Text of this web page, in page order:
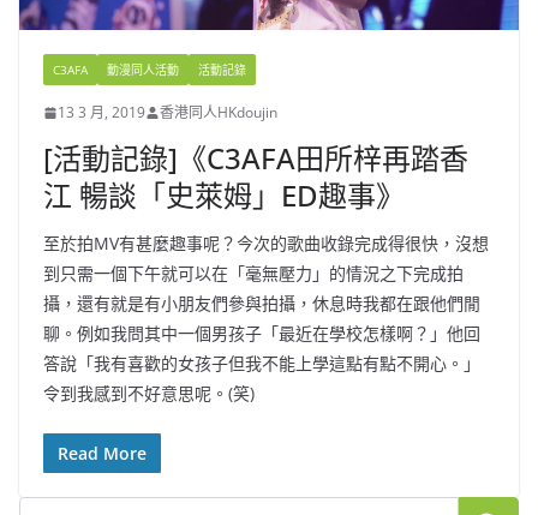
C3AFA 動漫同人活動 活動記錄
13 3 月, 2019 香港同人HKdoujin
[活動記錄]《C3AFA田所梓再踏香
江 暢談「史萊姆」ED趣事》
至於拍MV有甚麼趣事呢？今次的歌曲收錄完成得很快，沒想
到只需一個下午就可以在「毫無壓力」的情況之下完成拍
攝，還有就是有小朋友們參與拍攝，休息時我都在跟他們閒
聊。例如我問其中一個男孩子「最近在學校怎樣啊？」他回
答說「我有喜歡的女孩子但我不能上學這點有點不開心。」
令到我感到不好意思呢。(笑)
Read More